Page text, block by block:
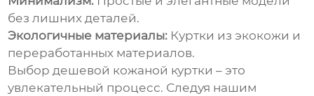
без лишних деталей.
Экологичные материалы: Куртки из экокожи и
переработанных материалов.
Выбордешевой кожаной куртки – это
увлекательный процесс. Следуя нашим